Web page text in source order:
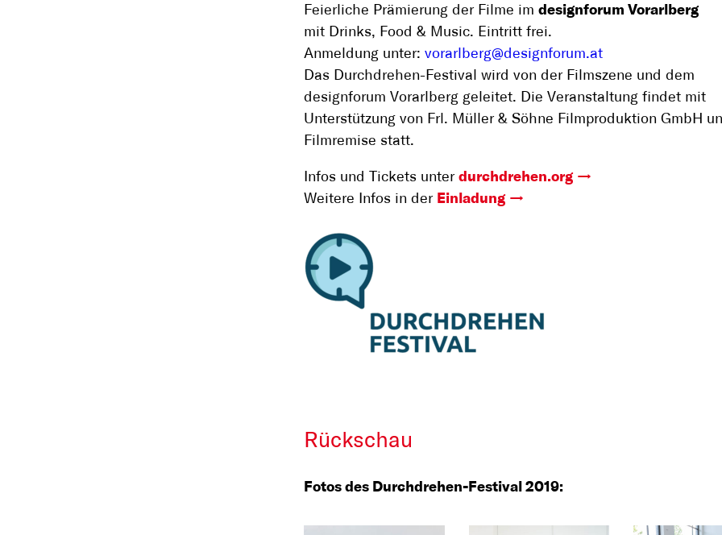
Feierliche Prämierung der Filme im designforum Vorarlberg
mit Drinks, Food & Music. Eintritt frei.
Anmeldung unter: vorarlberg@designforum.at
Das Durchdrehen-Festival wird von der Filmszene und dem
designforum Vorarlberg geleitet. Die Veranstaltung findet mit
Unterstützung von Frl. Müller & Söhne Filmproduktion GmbH
Filmremise statt.
Infos und Tickets unter durchdrehen.org
Weitere Infos in der Einladung
Rückschau
Fotos des Durchdrehen-Festival 2019: